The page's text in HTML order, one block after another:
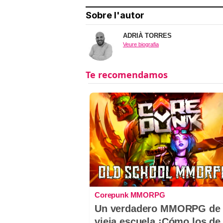
Sobre l'autor
ADRIÀ TORRES
Veure biografia
Corepunk MMORPG
Un verdadero MMORPG de